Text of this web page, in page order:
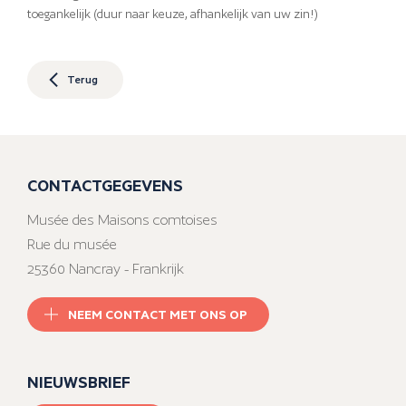
toegankelijk (duur naar keuze, afhankelijk van uw zin!)
Terug
CONTACTGEGEVENS
Musée des Maisons comtoises
Rue du musée
25360 Nancray - Frankrijk
NEEM CONTACT MET ONS OP
NIEUWSBRIEF